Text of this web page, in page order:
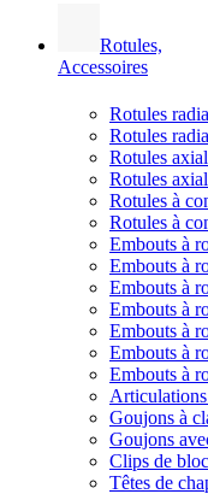
Rotules,
Accessoires
Rotules
Rotules
Rotules
Rotules
Rotules à
Rotules à
Embouts à
Embouts à
Embouts à
Embouts à
Embouts à
Embouts à
Embouts à
Goujons à
Goujons
Clips de
Têtes de